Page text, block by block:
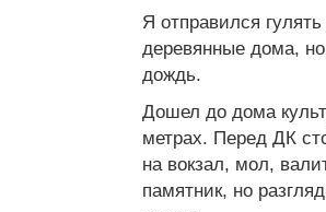
Я отправился
деревянные дома, но
дождь.
Дошел до дома
метрах. Перед ДК
на вокзал, мол,
памятник, но